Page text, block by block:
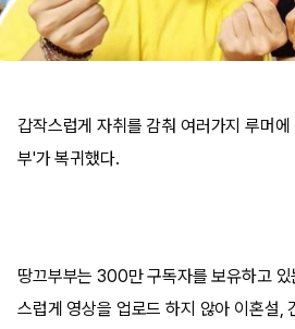
갑작스럽게 자취를 감춰 여러가지 루머
부'가 복귀했다.
땅끄부부는 300만 구독자를 보유하고
스럽게 영상을 업로드 하지 않아 이혼설,